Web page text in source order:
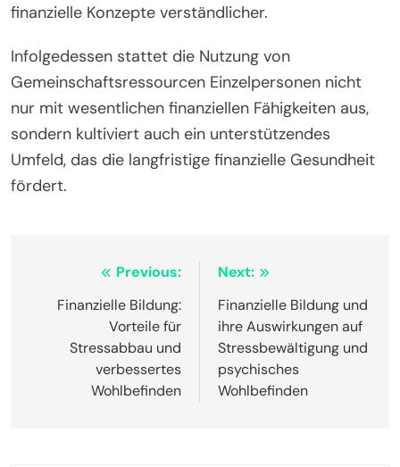
finanzielle Konzepte verständlicher.
Infolgedessen stattet die Nutzung von
Gemeinschaftsressourcen Einzelpersonen nicht
nur mit wesentlichen finanziellen Fähigkeiten aus,
sondern kultiviert auch ein unterstützendes
Umfeld, das die langfristige finanzielle Gesundheit
fördert.
navigation
Previous:
Finanzielle Bildung:
Vorteile für
Stressabbau und
verbessertes
Wohlbefinden
Next:
Finanzielle Bildung und
ihre Auswirkungen auf
Stressbewältigung und
psychisches
Wohlbefinden